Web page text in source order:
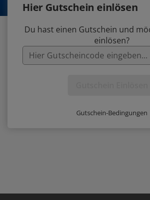
Hier Gutschein einlösen
Du hast einen Gutschein und
einlösen?
Gutschein-Bedingungen